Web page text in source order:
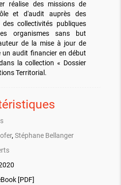
réalise des missions de
et d'audit auprès des
collectivités publiques
organismes sans but
de la mise à jour de
un audit financier en début
la collection « Dossier
Territorial.
,Stéphane Bellanger
[PDF]